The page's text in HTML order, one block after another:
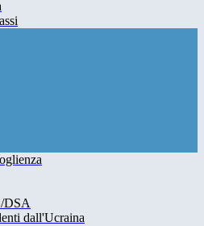
DSA
dall'Ucraina